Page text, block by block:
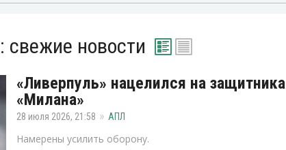
новости
«Ливерпуль» нацелился на защитника
«Милана»
28 июля 2026, 21:58 АПЛ
Намерены усилить оборону.